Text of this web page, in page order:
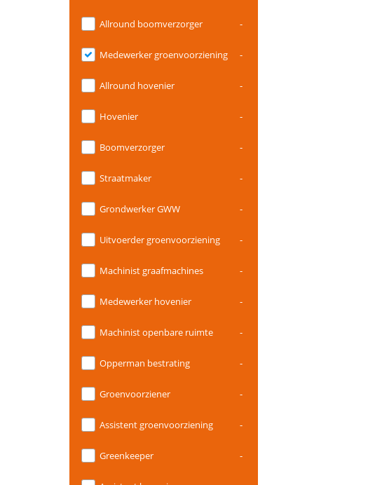
Allround boomverzorger -
Medewerker groenvoorziening -
Allround hovenier -
Hovenier -
Boomverzorger -
Straatmaker -
Grondwerker GWW -
Uitvoerder groenvoorziening -
Machinist graafmachines -
Medewerker hovenier -
Machinist openbare ruimte -
Opperman bestrating -
Groenvoorziener -
Assistent groenvoorziening -
Greenkeeper -